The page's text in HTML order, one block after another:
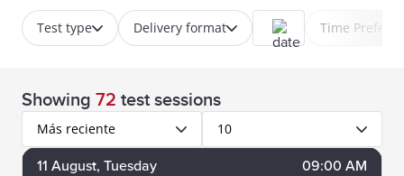
Test type Delivery format Time
Showing 72 test sessions
Más reciente 10
11 August, Tuesday 09:00 AM